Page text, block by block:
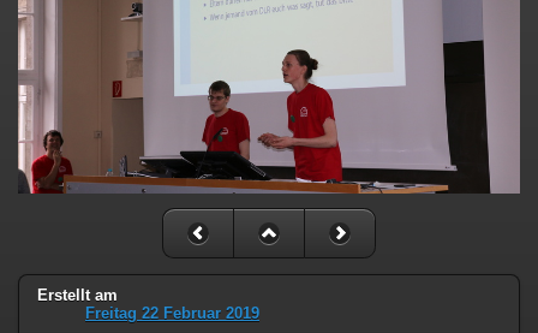
Erstellt am
Freitag 22 Februar 2019